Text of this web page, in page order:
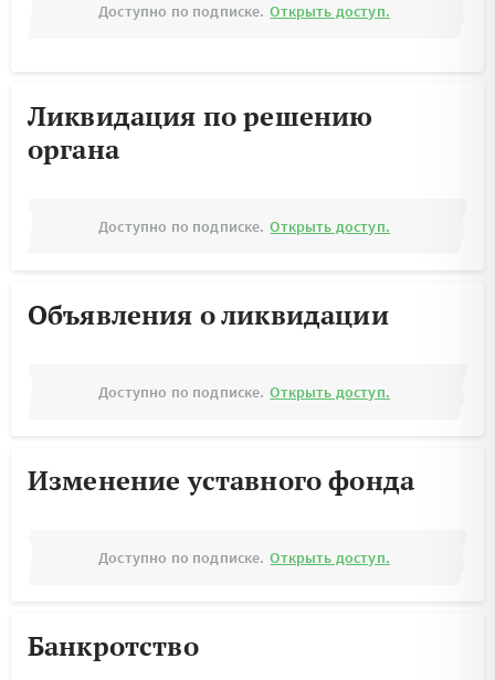
Доступно по подписке. Открыть доступ.
Ликвидация по решению
органа
Доступно по подписке. Открыть доступ.
Объявления о ликвидации
Доступно по подписке. Открыть доступ.
Изменение уставного фонда
Доступно по подписке. Открыть доступ.
Банкротство